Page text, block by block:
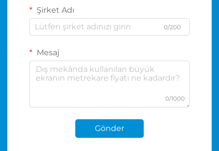
Şirket Adı
0/200
Mesaj
0/1000
Gönder